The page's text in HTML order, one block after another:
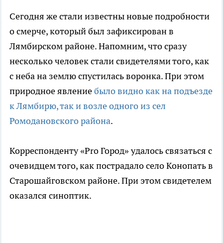
Сегодня же стали известны новые подробности
о смерче, который был зафиксирован в
Лямбирском районе. Напомним, что сразу
несколько человек стали свидетелями того, как
с неба на землю спустилась воронка. При этом
природное явлениебыло видно как на подъезде
к Лямбирю, так и возле одного из сел
Ромодановского района.
Корреспонденту «Pro Город» удалось связаться с
очевидцем того, как пострадало село Конопать в
Старошайговском районе. При этом свидетелем
оказался синоптик.